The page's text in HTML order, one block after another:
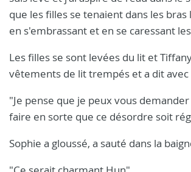
que les filles se tenaient dans les
en s'embrassant et en se caressant
Les filles se sont levées du lit et
vêtements de lit trempés et a dit
"Je pense que je peux vous
faire en sorte que ce désordre soit
Sophie a gloussé, a sauté dans la